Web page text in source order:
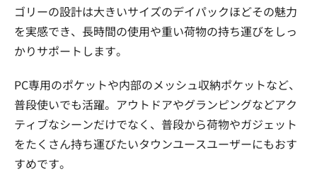
ゴリーの設計は大きいサイズのデイパックほどその魅力
を実感でき、長時間の使用や重い荷物の持ち運びをしっ
かりサポートします。
PC専用のポケットや内部のメッシュ収納ポケットなど、
普段使いでも活躍。アウトドアやグランピングなどアク
ティブなシーンだけでなく、普段から荷物やガジェット
をたくさん持ち運びたいタウンユースユーザーにもおす
すめです。